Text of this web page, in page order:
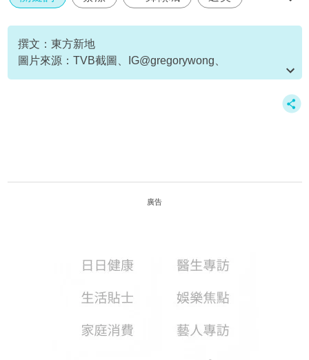
王宗堯
撰文：東方新地
圖片來源：TVB截圖、IG@gregorywong、
Youtube@ChillGOOD TV 、新傳媒資料庫、
廣告